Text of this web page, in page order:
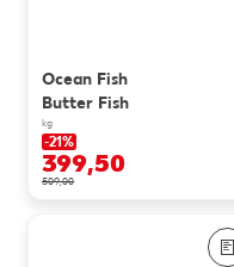
Ocean Fish
Butter Fish
kg
-21%
399,50
509,00